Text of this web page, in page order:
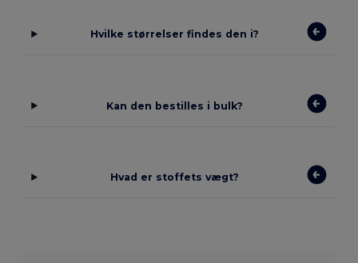
Hvilke størrelser findes den i?
Kan den bestilles i bulk?
Hvad er stoffets vægt?